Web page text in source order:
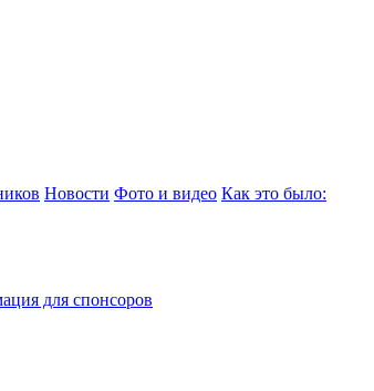
Новости Фото и видео Как это было:
для спонсоров